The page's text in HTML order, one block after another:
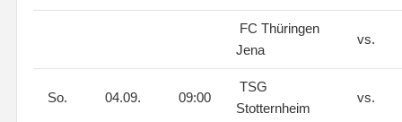
FC Thüringen
Jena
vs.
So. 04.09. 09:00
TSG
Stotternheim
vs.